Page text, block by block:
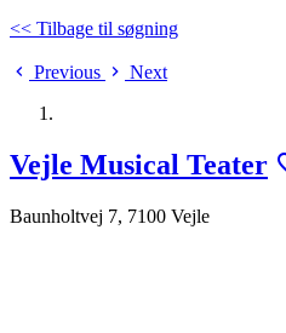
<< Tilbage til søgning
Previous Next
Vejle Musical Teater
Baunholtvej 7, 7100 Vejle